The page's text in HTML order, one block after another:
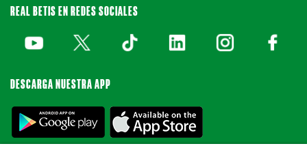
REAL BETIS EN REDES SOCIALES
DESCARGA NUESTRA APP